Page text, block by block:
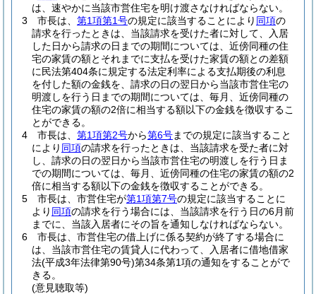
は、速やかに当該市営住宅を明け渡さなければならない。
3
市長は、 第1項第1号の規定に該当することにより 同項の
請求を行ったときは、当該請求を受けた者に対して、入居
した日から請求の日までの期間については、近傍同種の住
宅の家賃の額とそれまでに支払を受けた家賃の額との差額
に民法第404条に規定する法定利率による支払期後の利息
を付した額の金銭を、請求の日の翌日から当該市営住宅の
明渡しを行う日までの期間については、毎月、近傍同種の
住宅の家賃の額の2倍に相当する額以下の金銭を徴収するこ
とができる。
4
市長は、 第1項第2号から第6号までの規定に該当すること
により 同項の請求を行ったときは、当該請求を受た者に対
し、請求の日の翌日から当該市営住宅の明渡しを行う日ま
での期間については、毎月、近傍同種の住宅の家賃の額の2
倍に相当する額以下の金銭を徴収することができる。
5
市長は、市営住宅が第1項第7号の規定に該当することに
より 同項の請求を行う場合には、当該請求を行う日の6月前
までに、当該入居者にその旨を通知しなければならない。
6
市長は、市営住宅の借上げに係る契約が終了する場合に
は、当該市営住宅の賃貸人に代わって、入居者に借地借家
法(平成3年法律第90号)第34条第1項の通知をすることがで
きる。
(意見聴取等)